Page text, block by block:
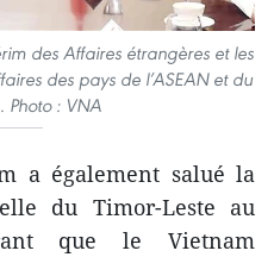
des Affaires étrangères et les
des pays de l’ASEAN et du
Photo : VNA
a également salué la
du Timor-Leste au
que le Vietnam